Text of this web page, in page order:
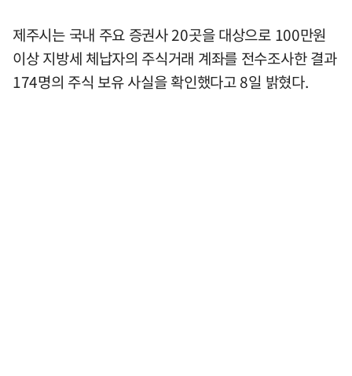
제주시는 국내 주요 증권사 20곳을 대상으로 100만원
이상 지방세 체납자의 주식거래 계좌를 전수조사한 결과
174명의 주식 보유 사실을 확인했다고 8일 밝혔다.